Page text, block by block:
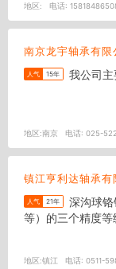
地区: 电话:
南京龙宇轴承有限
人气 15年 我公司
地区:南京 电话: 025-
镇江亨利达轴承有
人气 21年
等）的三个精度等
地区:镇江 电话: 0511-